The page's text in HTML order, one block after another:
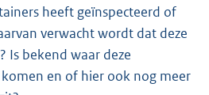
heeft geïnspecteerd of
verwacht wordt dat deze
Is bekend waar deze
en of hier ook nog meer